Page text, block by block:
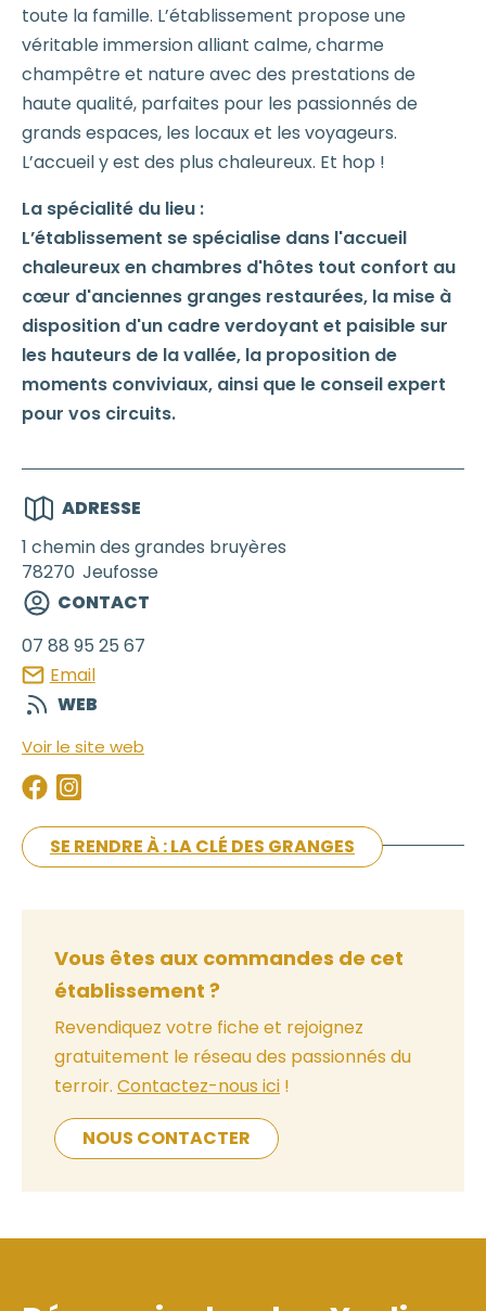
toute la famille. L’établissement propose une
véritable immersion alliant calme, charme
champêtre et nature avec des prestations de
haute qualité, parfaites pour les passionnés de
grands espaces, les locaux et les voyageurs.
L’accueil y est des plus chaleureux. Et hop !
La spécialité du lieu :
L’établissement se spécialise dans l'accueil
chaleureux en chambres d'hôtes tout confort au
cœur d'anciennes granges restaurées, la mise à
disposition d'un cadre verdoyant et paisible sur
les hauteurs de la vallée, la proposition de
moments conviviaux, ainsi que le conseil expert
pour vos circuits.
ADRESSE
1 chemin des grandes bruyères
78270 Jeufosse
CONTACT
07 88 95 25 67
Email
WEB
Voir le site web
SE RENDRE À : LA CLÉ DES GRANGES
Vous êtes aux commandes de cet
établissement ?
Revendiquez votre fiche et rejoignez
gratuitement le réseau des passionnés du
terroir. Contactez-nous ici !
NOUS CONTACTER